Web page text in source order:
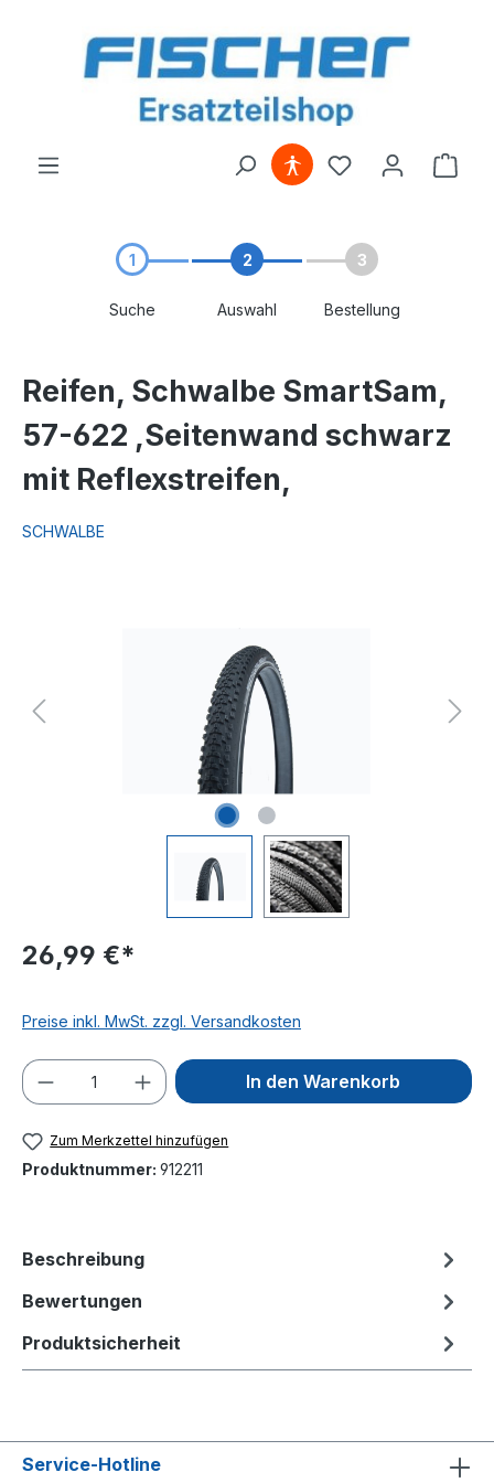
1
Suche
2
Auswahl
3
Bestellung
Reifen, Schwalbe SmartSam,
57-622 ,Seitenwand schwarz
mit Reflexstreifen,
SCHWALBE
26,99 €*
Preise inkl. MwSt. zzgl. Versandkosten
Produkt Anzahl: Gib den gewünschten
In den Warenkorb
Zum Merkzettel hinzufügen
Produktnummer: 912211
Beschreibung
Bewertungen
Produktsicherheit
Service-Hotline